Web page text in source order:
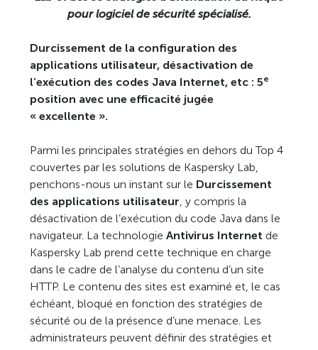
pour logiciel de sécurité spécialisé.
Durcissement de la configuration des
applications utilisateur, désactivation de
l’exécution des codes Java Internet, etc : 5e
position avec une efficacité jugée
« excellente ».
Parmi les principales stratégies en dehors du Top 4
couvertes par les solutions de Kaspersky Lab,
penchons-nous un instant sur le Durcissement
des applications utilisateur, y compris la
désactivation de l’exécution du code Java dans le
navigateur. La technologieAntivirus Internet de
Kaspersky Lab prend cette technique en charge
dans le cadre de l’analyse du contenu d’un site
HTTP. Le contenu des sites est examiné et, le cas
échéant, bloqué en fonction des stratégies de
sécurité ou de la présence d’une menace. Les
administrateurs peuvent définir des stratégies et